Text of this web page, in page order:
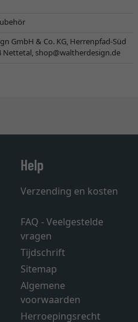
GmbH & Co. KG, Herrenpfad-Süd
Nettetal,shop@waltherdesign.de
Help
Verzending en kosten
FAQ - Veelgestelde
vragen
Tijdschrift
Sitemap
Algemene
voorwaarden
Herroepingsrecht